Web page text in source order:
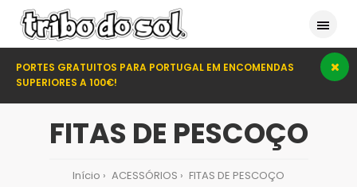
PORTES GRATUITOS PARA PORTUGAL EM ENCOMENDAS
SUPERIORES A 100€!
FITAS DE PESCOÇO
Início ACESSÓRIOS FITAS DE PESCOÇO